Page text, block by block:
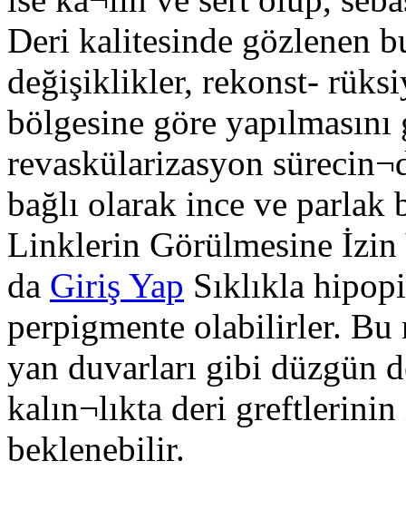
Deri kalitesinde gözlenen
değişiklikler, rekonst-
bölgesine göre
revaskülarizasyon
bağlı olarak ince ve
Linklerin Görülmesine
da Giriş Yap Sıklıkla
perpigmente olabilirler. Bu
yan duvarları gibi düzgün
kalın¬lıkta deri
beklenebilir.